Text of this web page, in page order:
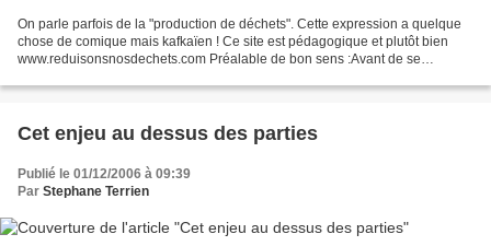
On parle parfois de la "production de déchets". Cette expression a quelque
chose de comique mais kafkaïen ! Ce site est pédagogique et plutôt bien
www.reduisonsnosdechets.com Préalable de bon sens :Avant de se
Cet enjeu au dessus des parties
Publié le 01/12/2006 à 09:39
Par Stephane Terrien